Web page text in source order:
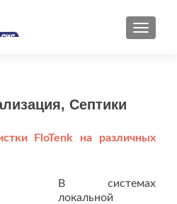
Септики
FloTenk на различных
В системах
локальной